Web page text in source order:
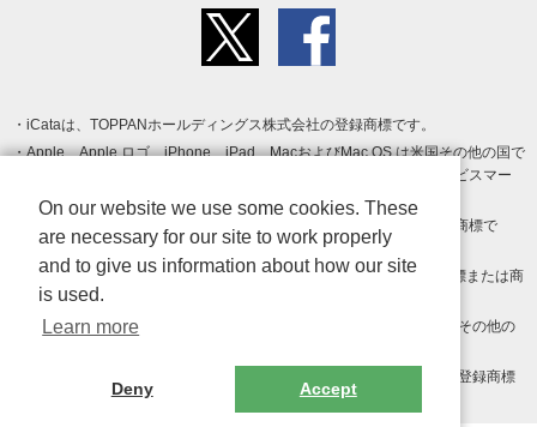
iCataは、TOPPANホールディングス株式会社の登録商標です。
Apple、Apple ロゴ、iPhone、iPad、MacおよびMac OS は米国その他の国で
登録された Apple Inc. の商標です。App Store は Apple Inc. のサービスマー
クです。
Android、Google Play および Google Play ロゴ は Google LLC の商標で
す。
Windows は Microsoft Inc.の米国およびその他の国における登録商標または商
標です。
Adobe、Adobe Reader、Adobe PDF は、Adobe Inc.の米国およびその他の
その他、記載されている会社名、商品名、ロゴは各社の商標または登録商標
On our website we use some cookies. These
are necessary for our site to work properly
and to give us information about how our site
is used.
Learn more
Deny Accept